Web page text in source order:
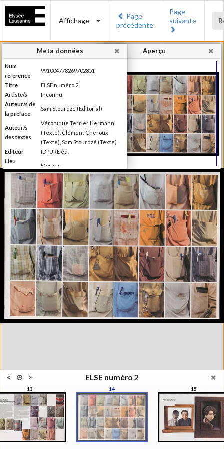
Affichage
Page
précédente
Page
suivante
ELSE numéro 2
13 14 15
Aperçu
Meta-données
Num
référence
991004778269702851
Titre
ELSE numéro 2
Artiste/s
Inconnu
Auteur/s de
la préface
Sam Stourdzé (Editorial)
Auteur/s
des textes
Véronique Terrier Hermann
(Texte), Clément Chéroux
(Texte), Sam Stourdzé (Texte)
Editeur
IDPURE éd.
Lieu
d'édition
Morges
2011
Information
édition
Production du Musée de
l'Elysée Else se définit comme
étant un magazine de "l'autre"
photographie, la photographie
qui ne s'appréhende pas
seulement pour elle-même,
mais se manisfeste en séries,
en collections, regroupées par
le regard du photographe, de
l'artiste, du critique, du
commissaire, du collectionneur
Catégorie
Revues, Journaux
Type de
reliure
Broché
Format
29 x 22 cm
Langues
Ensemble
ISBN/ISSN
ISBN 22350439